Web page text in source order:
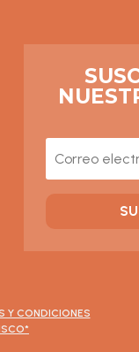
Y CONDICIONES